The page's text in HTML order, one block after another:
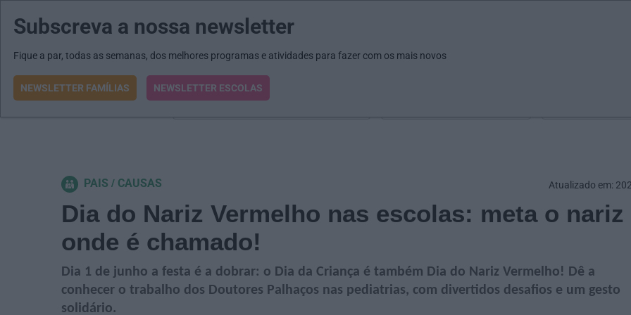
MENU MAIL JORNAIS
O que procura?
PAIS CAUSAS
Dia do Nariz Vermelho nas escolas: meta o nariz
onde é chamado!
Dia 1 de junho a festa é a dobrar: o Dia da Criança é também Dia do Nariz Vermelho! Dê a
conhecer o trabalho dos Doutores Palhaços nas pediatrias, com divertidos desafios e um gesto
solidário.
Atualizado em:
Subscreva a nossa newsletter
Fique a par, todas as semanas, dos melhores programas e atividades para fazer com os mais novos
NEWSLETTER FAMÍLIAS NEWSLETTER ESCOLAS